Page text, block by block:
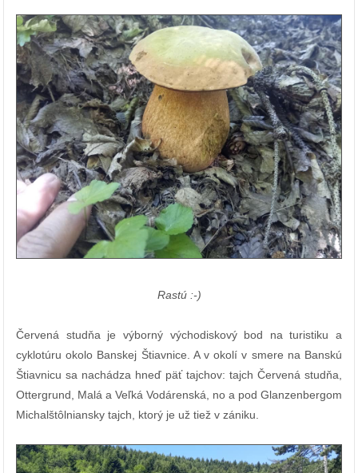
Rastú :-)
Červená studňa je výborný východiskový bod na turistiku a
cyklotúru okolo Banskej Štiavnice. A v okolí v smere na Banskú
Štiavnicu sa nachádza hneď päť tajchov: tajch Červená studňa,
Ottergrund, Malá a Veľká Vodárenská, no a pod Glanzenbergom
Michalštôlniansky tajch, ktorý je už tiež v zániku.